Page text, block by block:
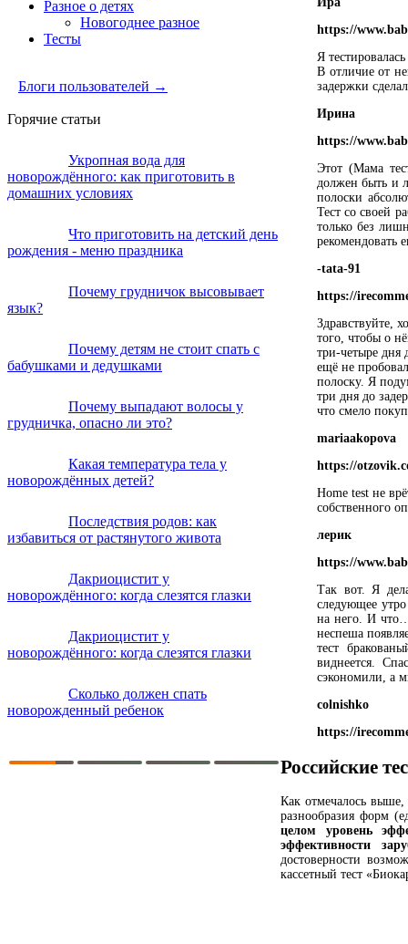
Разное о детях
Новогоднее разное
Тесты
Блоги пользователей →
Горячие статьи
Укропная вода для
новорождённого: как приготовить в
домашних условиях
Что приготовить на детский день
рождения - меню праздника
Почему грудничок высовывает
язык?
Почему детям не стоит спать с
бабушками и дедушками
Почему выпадают волосы у
грудничка, опасно ли это?
Какая температура тела у
новорождённых детей?
Последствия родов: как
избавиться от растянутого живота
Дакриоцистит у
новорождённого: когда слезятся глазки
Дакриоцистит у
новорождённого: когда слезятся глазки
Сколько должен спать
новорожденный ребенок
https://
Я
В отличие от
задержки
Ирина
https://
Этот (Мама
должен быть и
полоски
Тест со своей
только без
рекомендовать
-tata-91
https://
Здравствуйте,
того, чтобы о
три-четыре дня
ещё не
полоску. Я
три дня до
что смело
mariaakopova
https://
Home test не
собственного
лерик
https://
Так вот. Я
следующее
на него. И
неспеша
тест
виднеется.
сэкономили, а
colnishko
https://
Российские
Как отмечалось выше,
разнообразия форм
целом уровень
эффективности
достоверности
кассетный тест